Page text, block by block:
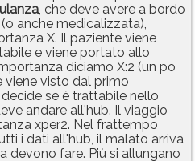
, che deve avere a bordo
anche medicalizzata),
X. Il paziente viene
e viene portato allo
diciamo X:2 (un po
viene visto dal primo
se è trattabile nello
andare all'hub. Il viaggio
xper2. Nel frattempo
i dati all'hub, il malato arriva
devono fare. Più si allungano